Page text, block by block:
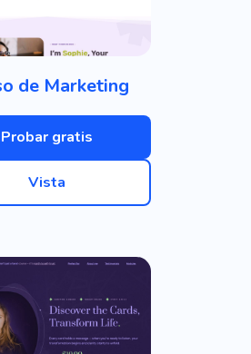
de Marketing
Probar gratis
Vista